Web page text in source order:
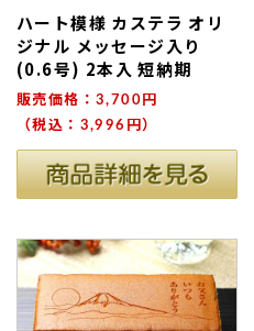
ハート模様 カステラ オリ
ジナル メッセージ入り
(0.6号) 2本入 短納期
販売価格：3,700円
（税込：3,996円）